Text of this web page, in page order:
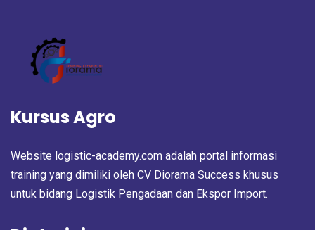
Kursus Agro
Website logistic-academy.com adalah portal informasi
training yang dimiliki oleh CV Diorama Success khusus
untuk bidang Logistik Pengadaan dan Ekspor Import.